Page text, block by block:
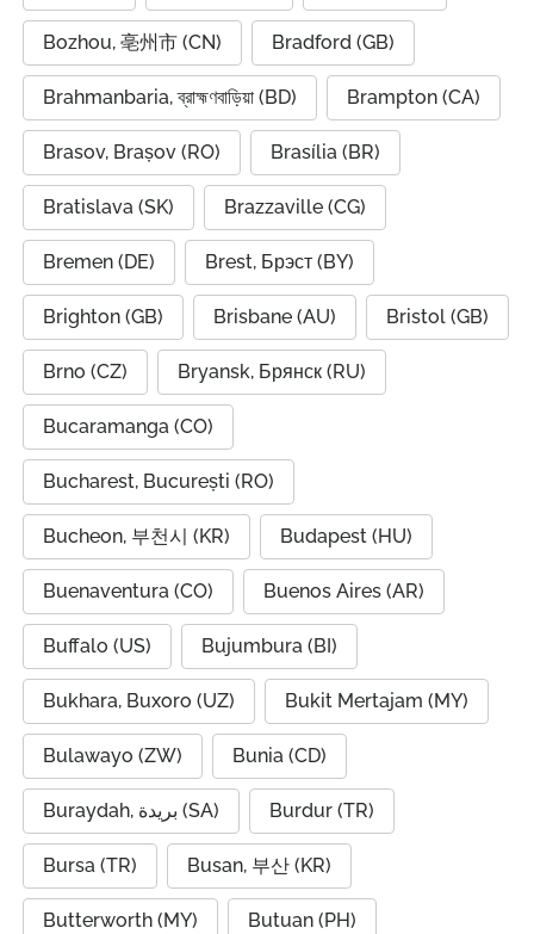
Bozhou, 亳州市 (CN) Bradford (GB)
Brahmanbaria, ব্রাহ্মণবাড়িয়া (BD) Brampton (CA)
Brasov, Brașov (RO) Brasília (BR)
Bratislava (SK) Brazzaville (CG)
Bremen (DE) Brest, Брэст (BY)
Brighton (GB) Brisbane (AU) Bristol (GB)
Brno (CZ) Bryansk, Брянск (RU)
Bucaramanga (CO)
Bucharest, București (RO)
Bucheon, 부천시 (KR) Budapest (HU)
Buenaventura (CO) Buenos Aires (AR)
Buffalo (US) Bujumbura (BI)
Bukhara, Buxoro (UZ) Bukit Mertajam (MY)
Bulawayo (ZW) Bunia (CD)
Buraydah, بريدة (SA) Burdur (TR)
Bursa (TR) Busan, 부산 (KR)
Butterworth (MY) Butuan (PH)